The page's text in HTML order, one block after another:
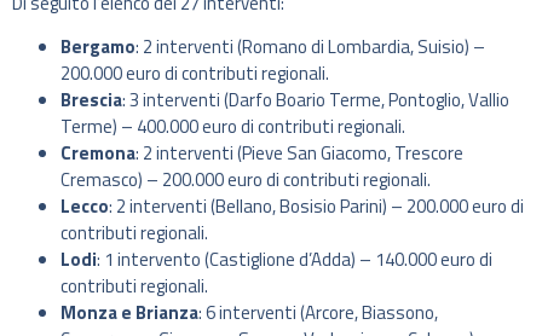
Bergamo: 2 interventi (Romano di Lombardia, Suisio) –
200.000 euro di contributi regionali.
Brescia: 3 interventi (Darfo Boario Terme, Pontoglio, Vallio
Terme) – 400.000 euro di contributi regionali.
Cremona: 2 interventi (Pieve San Giacomo, Trescore
Cremasco) – 200.000 euro di contributi regionali.
Lecco: 2 interventi (Bellano, Bosisio Parini) – 200.000 euro di
contributi regionali.
Lodi: 1 intervento (Castiglione d’Adda) – 140.000 euro di
contributi regionali.
Monza e Brianza: 6 interventi (Arcore, Biassono,